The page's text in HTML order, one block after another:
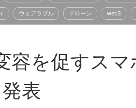
ウェアラブル ドローン web3
容を促すス
表